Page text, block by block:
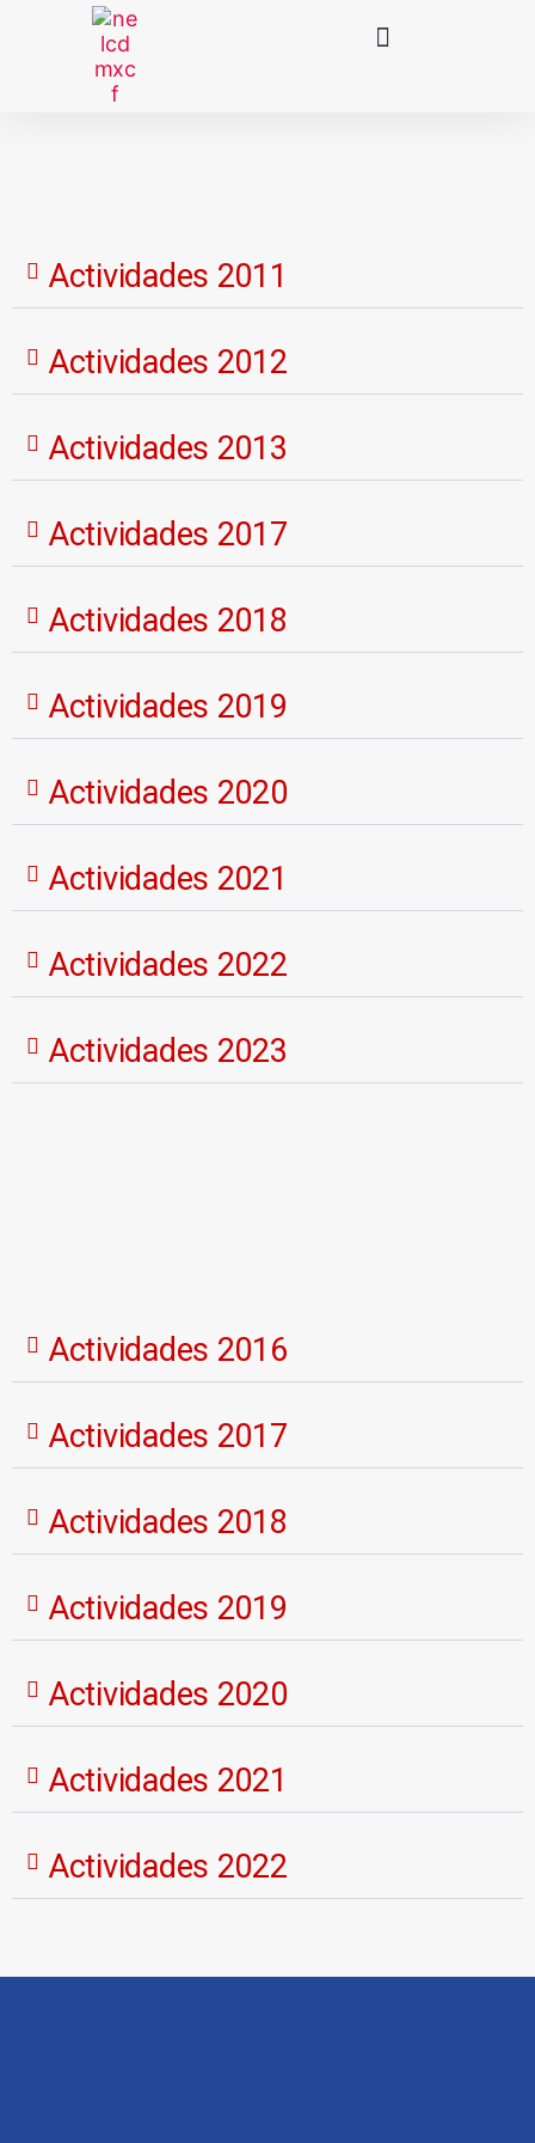
Actividades 2011
Actividades 2012
Actividades 2013
Actividades 2017
Actividades 2018
Actividades 2019
Actividades 2020
Actividades 2021
Actividades 2022
Actividades 2023
Actividades 2016
Actividades 2017
Actividades 2018
Actividades 2019
Actividades 2020
Actividades 2021
Actividades 2022